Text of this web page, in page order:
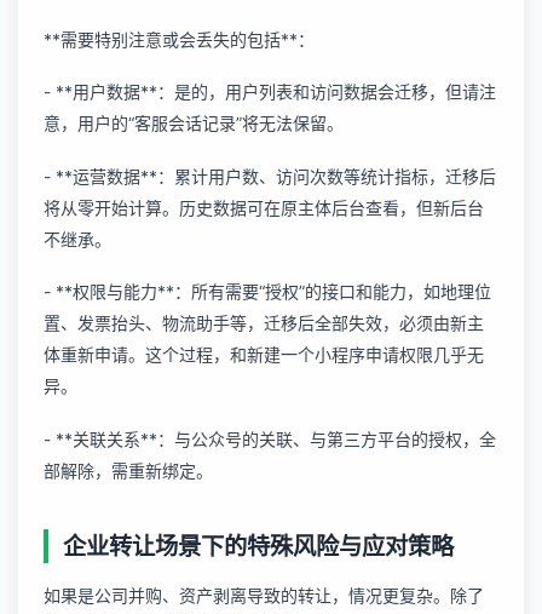
**需要特别注意或会丢失的包括**：
- **用户数据**：是的，用户列表和访问数据会迁移，但请注
意，用户的“客服会话记录”将无法保留。
- **运营数据**：累计用户数、访问次数等统计指标，迁移后
将从零开始计算。历史数据可在原主体后台查看，但新后台
不继承。
- **权限与能力**：所有需要“授权”的接口和能力，如地理位
置、发票抬头、物流助手等，迁移后全部失效，必须由新主
体重新申请。这个过程，和新建一个小程序申请权限几乎无
异。
- **关联关系**：与公众号的关联、与第三方平台的授权，全
部解除，需重新绑定。
企业转让场景下的特殊风险与应对策略
如果是公司并购、资产剥离导致的转让，情况更复杂。除了